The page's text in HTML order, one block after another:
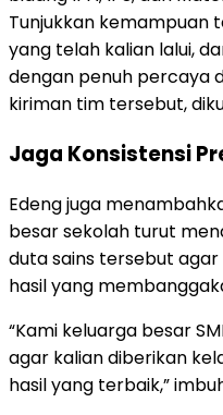
Tunjukkan kemampuan
yang telah kalian lalui,
dengan penuh percaya
kiriman tim tersebut,
Jaga Konsistensi
Edeng juga
besar sekolah turut
duta sains tersebut
hasil yang
“Kami keluarga besar
agar kalian diberikan
hasil yang terbaik,”